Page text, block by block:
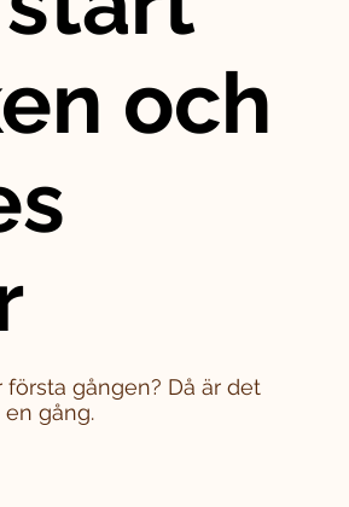
och
gången? Då är det
gång.